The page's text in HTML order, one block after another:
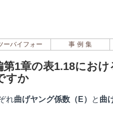
ーバイフォー 事 例 集
1章の表1.18におけ
すか
れ曲げヤング係数（E） と 曲